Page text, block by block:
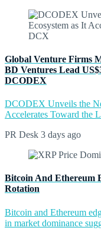
Global Venture Firms
BD Ventures Lead
DCODEX
DCODEX Unveils the
Accelerates Toward the
PR Desk 3 days ago
Bitcoin And Ethereum
Rotation
Bitcoin and Ethereum
in market dominance